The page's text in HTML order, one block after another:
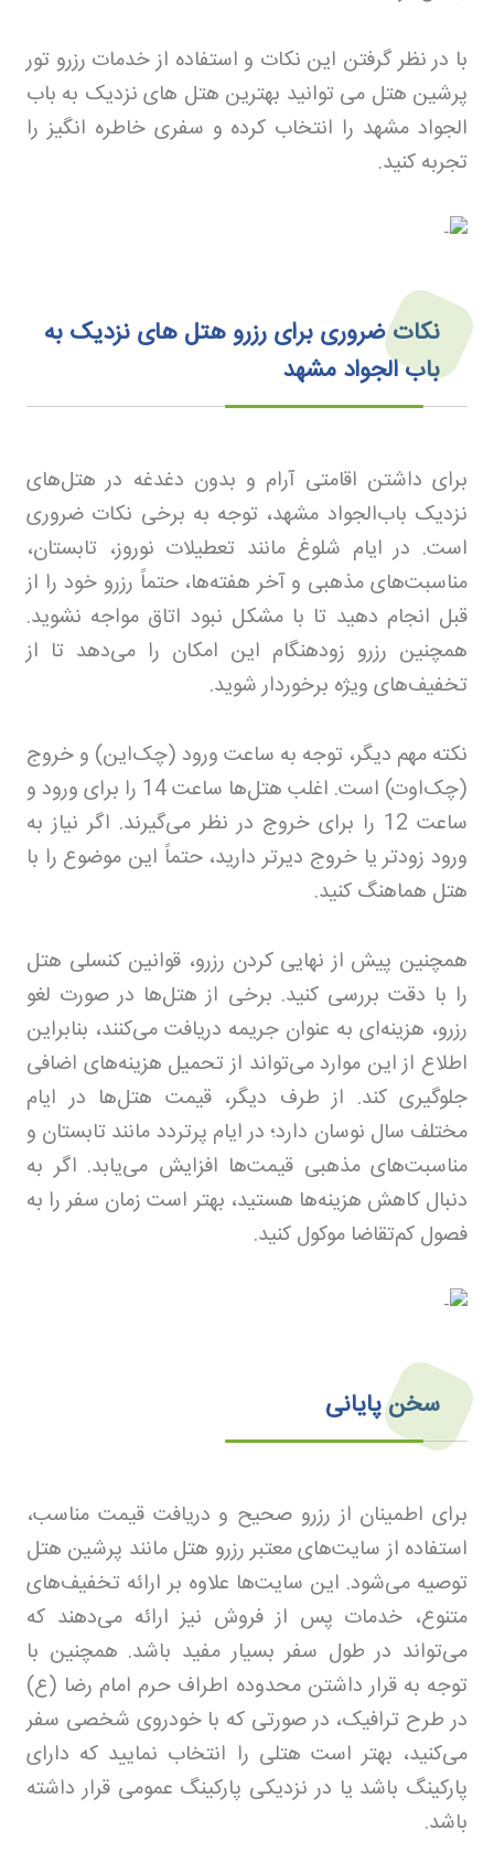
با در نظر گرفتن این نکات و استفاده از خدمات رزرو تور
پرشین هتل می توانید بهترین هتل های نزدیک به باب
الجواد مشهد را انتخاب کرده و سفری خاطره انگیز را
تجربه کنید.
نکات ضروری برای رزرو هتل های نزدیک به
باب الجواد مشهد
برای داشتن اقامتی آرام و بدون دغدغه در هتل‌های
نزدیک باب‌الجواد مشهد، توجه به برخی نکات ضروری
است. در ایام شلوغ مانند تعطیلات نوروز، تابستان،
مناسبت‌های مذهبی و آخر هفته‌ها، حتماً رزرو خود را از
قبل انجام دهید تا با مشکل نبود اتاق مواجه نشوید.
همچنین رزرو زودهنگام این امکان را می‌دهد تا از
تخفیف‌های ویژه برخوردار شوید.
نکته مهم دیگر، توجه به ساعت ورود (چک‌این) و خروج
(چک‌اوت) است. اغلب هتل‌ها ساعت 14 را برای ورود و
ساعت 12 را برای خروج در نظر می‌گیرند. اگر نیاز به
ورود زودتر یا خروج دیرتر دارید، حتماً این موضوع را با
هتل هماهنگ کنید.
همچنین پیش از نهایی کردن رزرو، قوانین کنسلی هتل
را با دقت بررسی کنید. برخی از هتل‌ها در صورت لغو
رزرو، هزینه‌ای به عنوان جریمه دریافت می‌کنند، بنابراین
اطلاع از این موارد می‌تواند از تحمیل هزینه‌های اضافی
جلوگیری کند. از طرف دیگر، قیمت هتل‌ها در ایام
مختلف سال نوسان دارد؛ در ایام پرتردد مانند تابستان و
مناسبت‌های مذهبی قیمت‌ها افزایش می‌یابد. اگر به
دنبال کاهش هزینه‌ها هستید، بهتر است زمان سفر را به
فصول کم‌تقاضا موکول کنید.
سخن پایانی
برای اطمینان از رزرو صحیح و دریافت قیمت مناسب،
استفاده از سایت‌های معتبر رزرو هتل مانند پرشین هتل
توصیه می‌شود. این سایت‌ها علاوه بر ارائه تخفیف‌های
متنوع، خدمات پس از فروش نیز ارائه می‌دهند که
می‌تواند در طول سفر بسیار مفید باشد. همچنین با
توجه به قرار داشتن محدوده اطراف حرم امام رضا (ع)
در طرح ترافیک، در صورتی که با خودروی شخصی سفر
می‌کنید، بهتر است هتلی را انتخاب نمایید که دارای
پارکینگ باشد یا در نزدیکی پارکینگ عمومی قرار داشته
باشد.